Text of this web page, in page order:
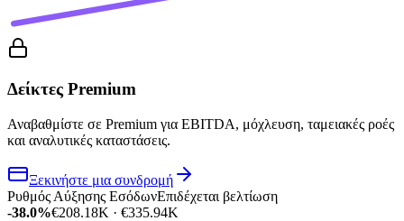
Δείκτες Premium
Αναβαθμίστε σε Premium για EBITDA, μόχλευση, ταμειακές ροές
και αναλυτικές καταστάσεις.
Ξεκινήστε μια συνδρομή
Ρυθμός Αύξησης ΕσόδωνΕπιδέχεται βελτίωση
-38.0%€208.18K · €335.94K